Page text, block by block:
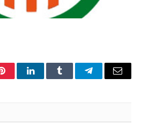
PinterestLinkedInTumblr TelegramEmail